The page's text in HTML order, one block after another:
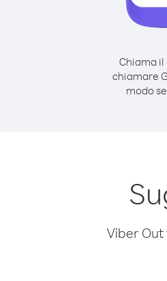
Chiama
chiamare
modo
Viber